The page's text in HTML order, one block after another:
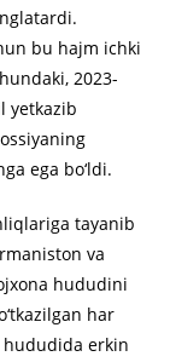
bu hajm ichki
2023-
yetkazib
ega bo‘ldi.
tayanib
va
hududini
har
hududida erkin